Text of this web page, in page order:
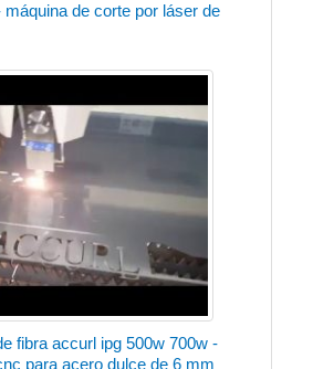
de corte por láser de
fibra accurl ipg 500w 700w -
para acero dulce de 6 mm